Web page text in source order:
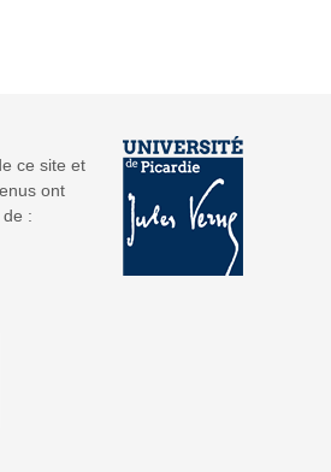
vv
ce site et
ont
: